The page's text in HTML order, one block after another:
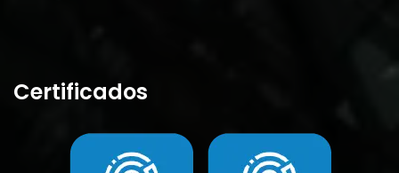
Certificados